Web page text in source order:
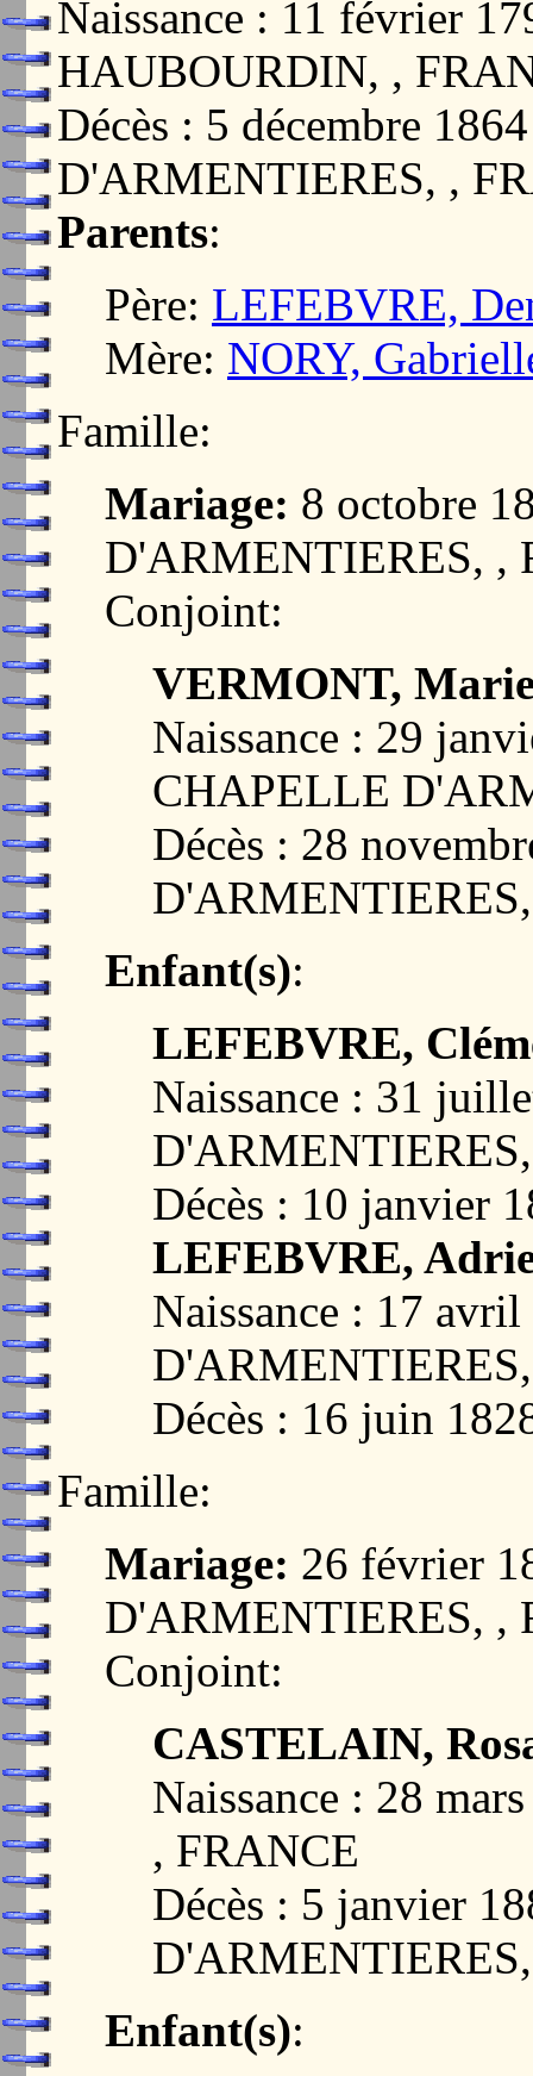
Naissance : 11 février
HAUBOURDIN, ,
Décès : 5 décembre
D'ARMENTIERES, ,
Parents:
Père: LEFEBVRE,
Mère: NORY,
Famille:
Mariage: 8 octobre
D'ARMENTIERES, ,
Conjoint:
VERMONT,
Naissance : 29
CHAPELLE
Décès : 28
Enfant(s):
LEFEBVRE,
Naissance : 31
Décès : 10 janvier
LEFEBVRE,
Naissance : 17
Décès : 16 juin
Famille:
Mariage: 26 février
D'ARMENTIERES, ,
Conjoint:
CASTELAIN,
Naissance : 28
, FRANCE
Décès : 5 janvier
Enfant(s):